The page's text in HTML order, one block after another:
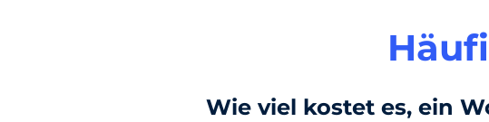
Wie viel kostet es, ein